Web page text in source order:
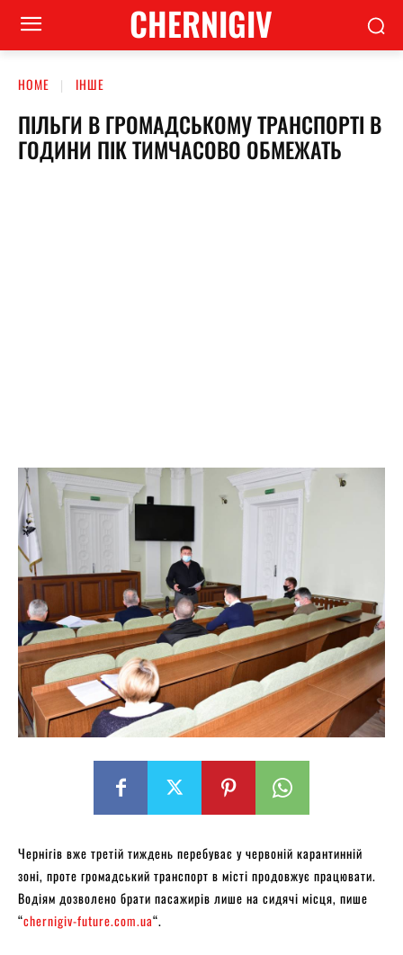
CHERNIGIV
HOME ІНШЕ
ПІЛЬГИ В ГРОМАДСЬКОМУ ТРАНСПОРТІ В
ГОДИНИ ПІК ТИМЧАСОВО ОБМЕЖАТЬ
Чернігів вже третій тиждень перебуває у червоній карантинній
зоні, проте громадський транспорт в місті продовжує працювати.
Водіям дозволено брати пасажирів лише на сидячі місця, пише
“chernigiv-future.com.ua“.